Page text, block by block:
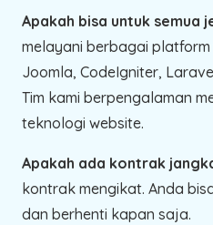
Apakah bisa untuk semua
melayani berbagai
Joomla, CodeIgniter,
Tim kami berpengalaman
teknologi website.
Apakah ada kontrak
kontrak mengikat. Anda
dan berhenti kapan saja.